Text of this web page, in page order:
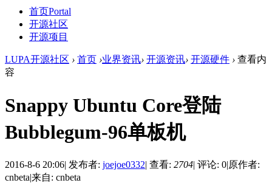
首页Portal
开源社区
开源项目
LUPA开源社区 › 首页 ›业界资讯› 开源资讯› 开源硬件 › 查看内
容
Snappy Ubuntu Core登陆
Bubblegum-96单板机
2016-8-6 20:06| 发布者: joejoe0332| 查看: 2704| 评论: 0|原作者:
cnbeta|来自: cnbeta